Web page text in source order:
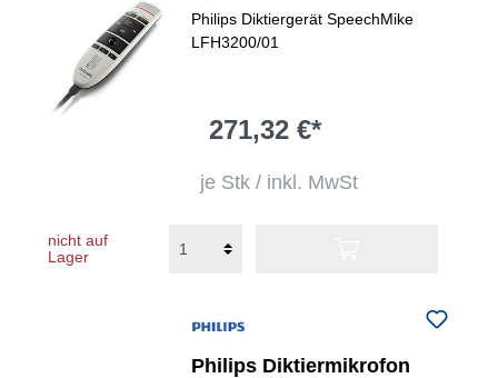
Philips Diktiergerät SpeechMike
LFH3200/01
271,32 €*
je Stk / inkl. MwSt
nicht auf
Lager
Philips Diktiermikrofon